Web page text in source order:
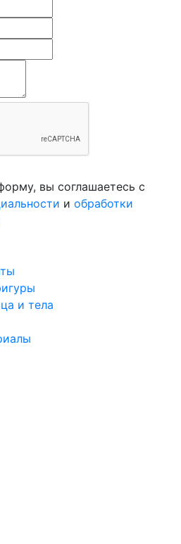
вы соглашаетесь c
и обработки
и тела